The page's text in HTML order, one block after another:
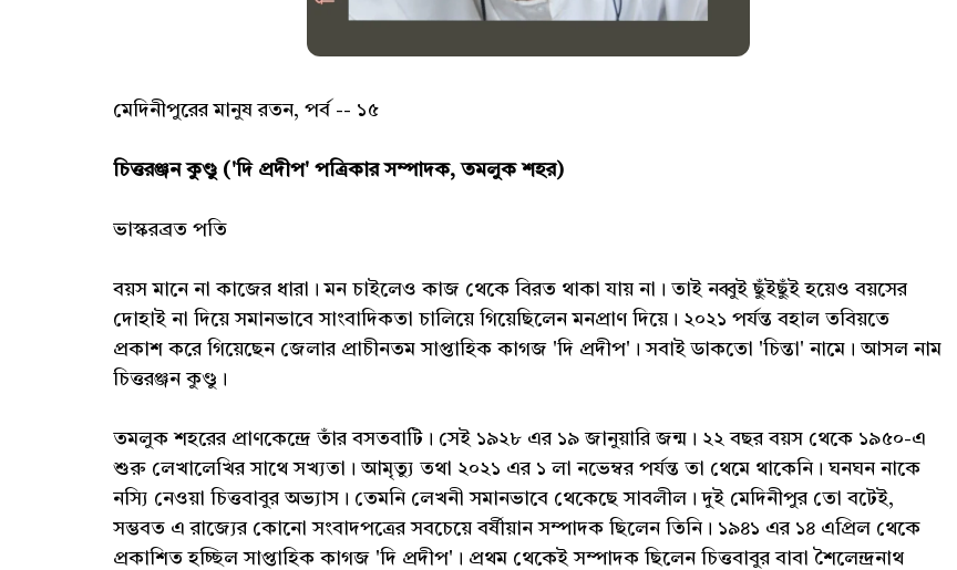
মেদিনীপুরের মানুষ রতন, পর্ব -- ১৫
চিত্তরঞ্জন কুণ্ডু ('দি প্রদীপ' পত্রিকার সম্পাদক, তমলুক শহর)
ভাস্করব্রত পতি
বয়স মানে না কাজের ধারা। মন চাইলেও কাজ থেকে বিরত থাকা যায় না। তাই নব্বুই ছুঁইছুঁই হয়েও বয়সের
দোহাই না দিয়ে সমানভাবে সাংবাদিকতা চালিয়ে গিয়েছিলেন মনপ্রাণ দিয়ে। ২০২১ পর্যন্ত বহাল তবিয়তে
প্রকাশ করে গিয়েছেন জেলার প্রাচীনতম সাপ্তাহিক কাগজ 'দি প্রদীপ'। সবাই ডাকতো 'চিন্তা' নামে। আসল নাম
চিত্তরঞ্জন কুণ্ডু।
তমলুক শহরের প্রাণকেন্দ্রে তাঁর বসতবাটি। সেই ১৯২৮ এর ১৯ জানুয়ারি জন্ম। ২২ বছর বয়স থেকে ১৯৫০-এ
শুরু লেখালেখির সাথে সখ্যতা। আমৃত্যু তথা ২০২১ এর ১ লা নভেম্বর পর্যন্ত তা থেমে থাকেনি। ঘনঘন নাকে
নস্যি নেওয়া চিত্তবাবুর অভ্যাস। তেমনি লেখনী সমানভাবে থেকেছে সাবলীল। দুই মেদিনীপুর তো বটেই,
সম্ভবত এ রাজ্যের কোনো সংবাদপত্রের সবচেয়ে বর্ষীয়ান সম্পাদক ছিলেন তিনি। ১৯৪১ এর ১৪ এপ্রিল থেকে
প্রকাশিত হচ্ছিল সাপ্তাহিক কাগজ 'দি প্রদীপ'। প্রথম থেকেই সম্পাদক ছিলেন চিত্তবাবুর বাবা শৈলেন্দ্রনাথ